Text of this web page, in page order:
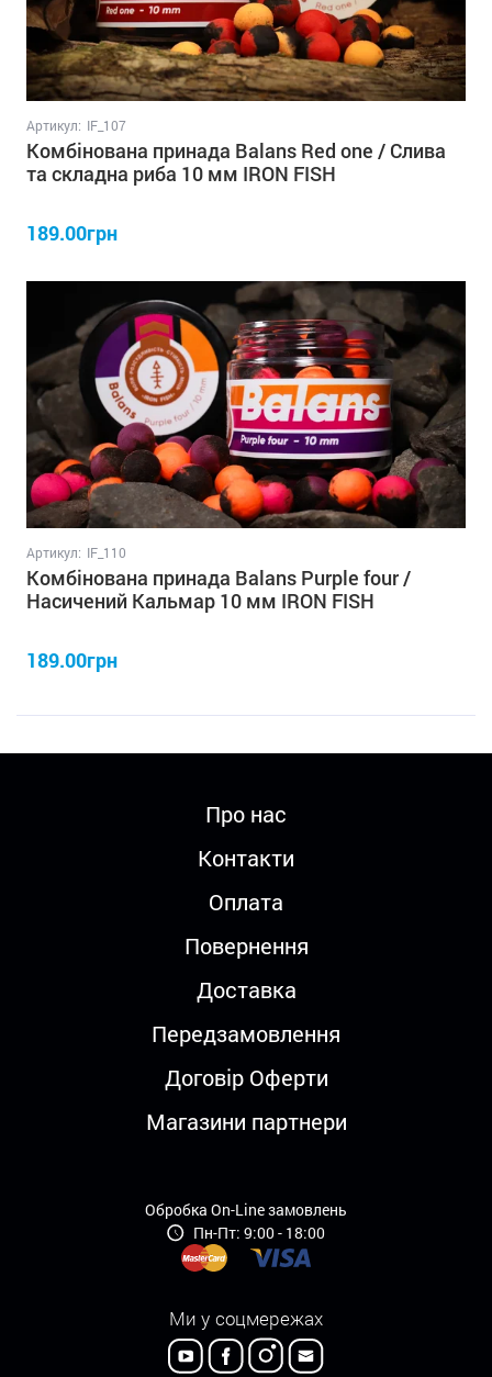
Артикул: IF_107
Комбінована принада Balans Red one / Слива
та складна риба 10 мм IRON FISH
189.00грн
Артикул: IF_110
Комбінована принада Balans Purple four /
Насичений Кальмар 10 мм IRON FISH
189.00грн
Про нас
Контакти
Оплата
Повернення
Доставка
Передзамовлення
Договір Оферти
Магазини партнери
Обробка On-Line замовлень
Пн-Пт: 9:00 - 18:00
Ми у соцмережах